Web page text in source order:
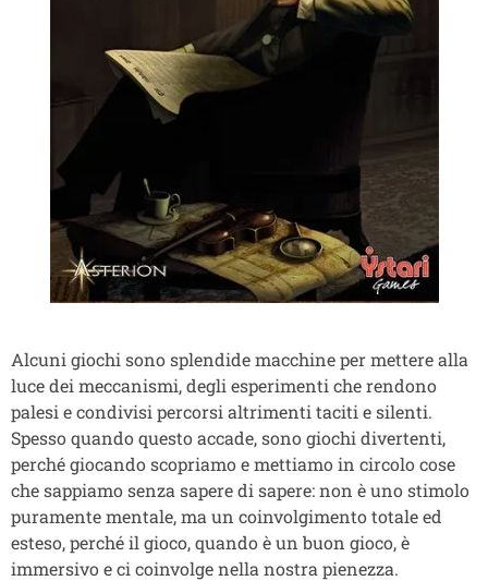
Alcuni giochi sono splendide macchine per mettere alla
luce dei meccanismi, degli esperimenti che rendono
palesi e condivisi percorsi altrimenti taciti e silenti.
Spesso quando questo accade, sono giochi divertenti,
perché giocando scopriamo e mettiamo in circolo cose
che sappiamo senza sapere di sapere: non è uno stimolo
puramente mentale, ma un coinvolgimento totale ed
esteso, perché il gioco, quando è un buon gioco, è
immersivo e ci coinvolge nella nostra pienezza.